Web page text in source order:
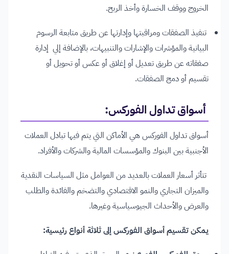
الخروج ووقف الخسارة وأخذ الربح.
تنفيذ الصفقات ومراقبتها وإدارتها عن طريق متابعة الرسوم
البيانية والمؤشرات والإشارات والتنبيهات، بالإضافة إلي إدارة
صفقاته عن طريق تعديل أو إغلاق أو عكس أو تحويل أو
تقسيم أو دمج الصفقات.
أسواق تداول الفوركس:
أسواق تداول الفوركس هي الأماكن التي يتم فيها تبادل العملات
الأجنبية بين البنوك والمؤسسات المالية والشركات والأفراد.
تتأثر أسعار العملات بالعديد من العوامل مثل السياسات النقدية
والميزان التجاري والنمو الاقتصادي والتضخم والفائدة والطلب
والعرض والأحداث الجيوسياسية وغيرها.
يمكن تقسيم أسواق الفوركس إلى ثلاثة أنواع رئيسية: